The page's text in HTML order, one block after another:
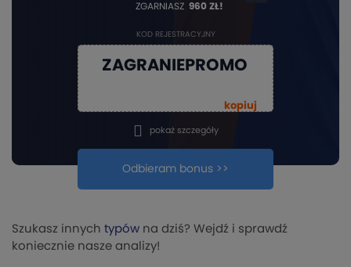
ZGARNIASZ 960 ZŁ!
KOD REJESTRACYJNY
ZAGRANIEPROMO
kopiuj
Odbieram bonus >>
pokaż szczegóły
Szukasz innych typów na dziś? Wejdź i sprawdź
koniecznie nasze analizy!